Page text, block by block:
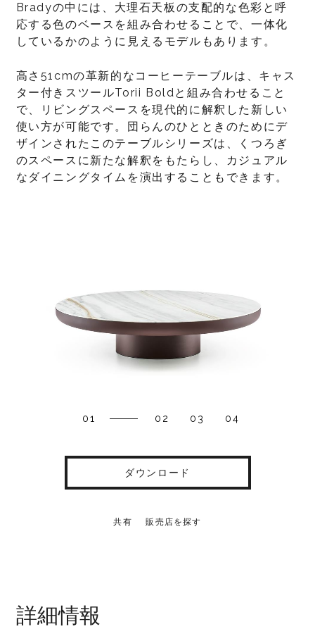
Bradyの中には、大理石天板の支配的な色彩と呼
応する色のベースを組み合わせることで、一体化
しているかのように見えるモデルもあります。
高さ51cmの革新的なコーヒーテーブルは、キャス
ター付きスツールTorii Boldと組み合わせること
で、リビングスペースを現代的に解釈した新しい
使い方が可能です。団らんのひとときのためにデ
ザインされたこのテーブルシリーズは、くつろぎ
のスペースに新たな解釈をもたらし、カジュアル
なダイニングタイムを演出することもできます。
01 02 03 04
ダウンロード
共有 販売店を探す
詳細情報